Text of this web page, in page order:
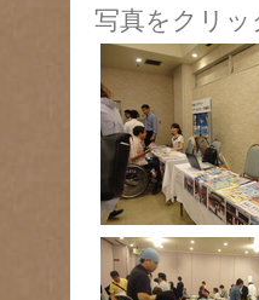
写真をクリ